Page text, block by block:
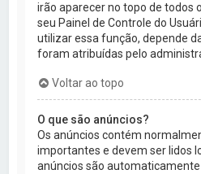
irão aparecer no topo de todos
seu Painel de Controle do
utilizar essa função, depende
foram atribuídas pelo
Voltar ao topo
O que são anúncios?
Os anúncios contém
importantes e devem ser lidos
anúncios são